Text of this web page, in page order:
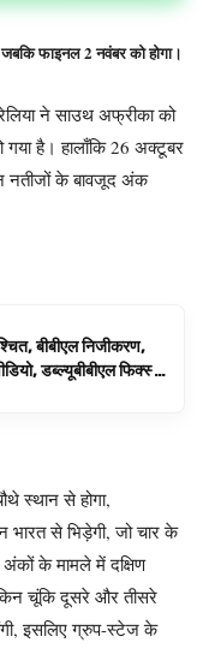
फाइनल 2 नवंबर को होगा।
ने साउथ अफ्रीका को
गया है। हालाँकि 26 अक्टूबर
नतीजों के बावजूद अंक
बीबीएल निजीकरण,
डब्ल्यूबीबीएल फिक्स्चर
स्थान से होगा,
भारत से भिड़ेगी, जो चार के
के मामले में दक्षिण
चूंकि दूसरे और तीसरे
इसलिए ग्रुप-स्टेज के